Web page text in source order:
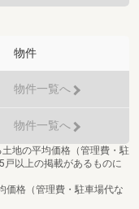
物件
物件一覧へ
物件一覧へ
地の平均価格（管理費・駐
以上の掲載があるものに
価格（管理費・駐車場代な